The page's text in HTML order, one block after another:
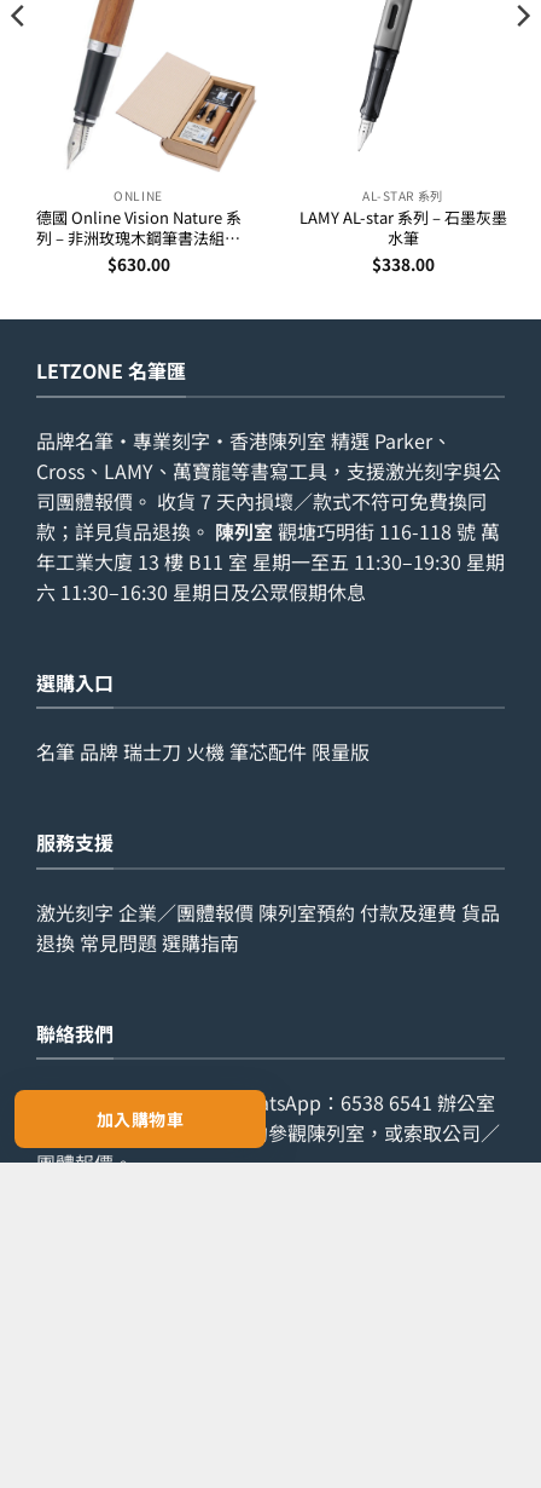
加入購物車
ONLINE
德國 Online Vision Nature 系
列 – 非洲玫瑰木鋼筆書法組合
(36785)
$630.00
AL-STAR 系列
LAMY AL-star 系列 – 石墨灰墨
水筆
$338.00
LETZONE 名筆匯
品牌名筆・專業刻字・香港陳列室 精選 Parker、
Cross、LAMY、萬寶龍等書寫工具，支援激光刻字與公
司團體報價。 收貨 7 天內損壞／款式不符可免費換同
款；詳見貨品退換 。 陳列室 觀塘巧明街 116-118 號 萬
年工業大廈 13 樓 B11 室 星期一至五 11:30–19:30 星期
六 11:30–16:30 星期日及公眾假期休息
選購入口
名筆 品牌瑞士刀 火機筆芯配件 限量版
服務支援
激光刻字 企業／團體報價 陳列室預約 付款及運費 貨品
退換 常見問題 選購指南
聯絡我們
WhatsApp： 6538 6541 辦公室
2861 8762 歡迎預約參觀陳列室，或索取公司／
團體報價。